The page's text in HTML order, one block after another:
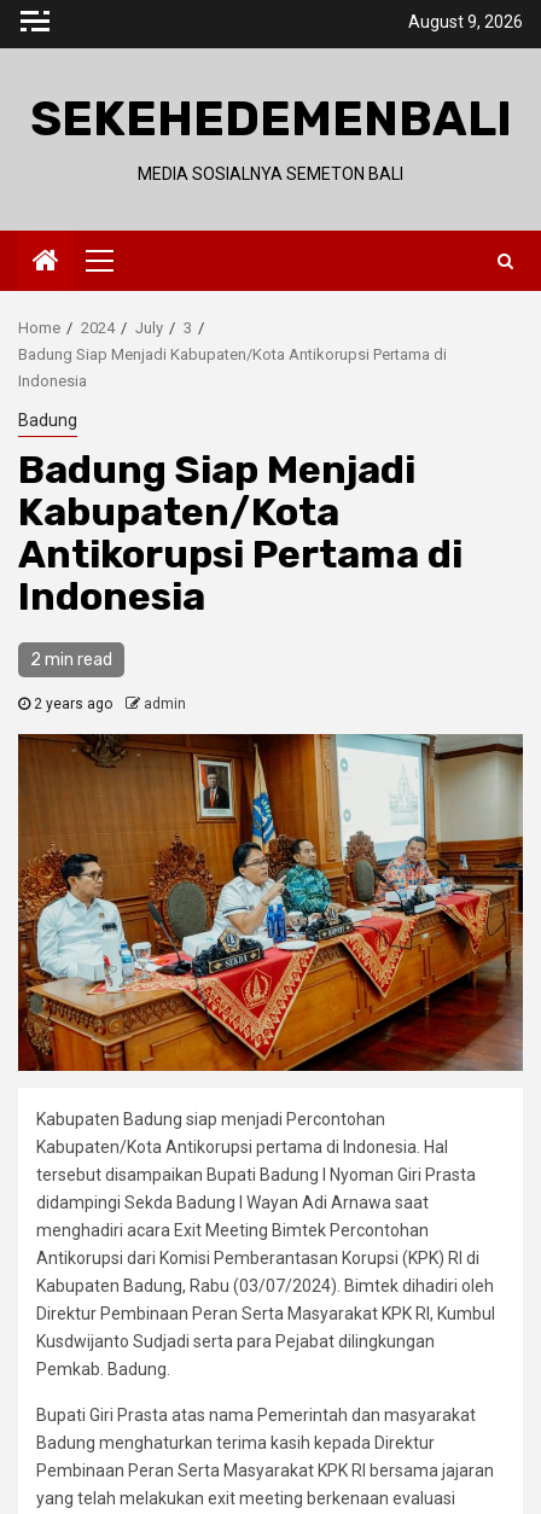
Skip
August 9, 2026
SEKEHEDEMENBALI
MEDIA SOSIALNYA SEMETON BALI
Primary
Menu
Home 2024 July
3
Badung Siap Menjadi Kabupaten/Kota Antikorupsi Pertama di
Indonesia
Badung
Badung Siap Menjadi
Kabupaten/Kota
Antikorupsi Pertama di
Indonesia
2 min read
2 years ago admin
Kabupaten Badung siap menjadi Percontohan
Kabupaten/Kota Antikorupsi pertama di Indonesia. Hal
tersebut disampaikan Bupati Badung I Nyoman Giri Prasta
didampingi Sekda Badung I Wayan Adi Arnawa saat
menghadiri acara Exit Meeting Bimtek Percontohan
Antikorupsi dari Komisi Pemberantasan Korupsi (KPK) RI di
Kabupaten Badung, Rabu (03/07/2024). Bimtek dihadiri oleh
Direktur Pembinaan Peran Serta Masyarakat KPK RI, Kumbul
Kusdwijanto Sudjadi serta para Pejabat dilingkungan
Pemkab. Badung.
Bupati Giri Prasta atas nama Pemerintah dan masyarakat
Badung menghaturkan terima kasih kepada Direktur
Pembinaan Peran Serta Masyarakat KPK RI bersama jajaran
yang telah melakukan exit meeting berkenaan evaluasi